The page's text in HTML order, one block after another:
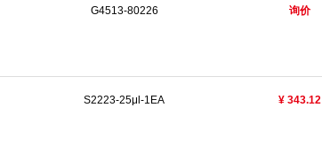
G4513-80226 询价
S2223-25μl-1EA ¥ 343.12